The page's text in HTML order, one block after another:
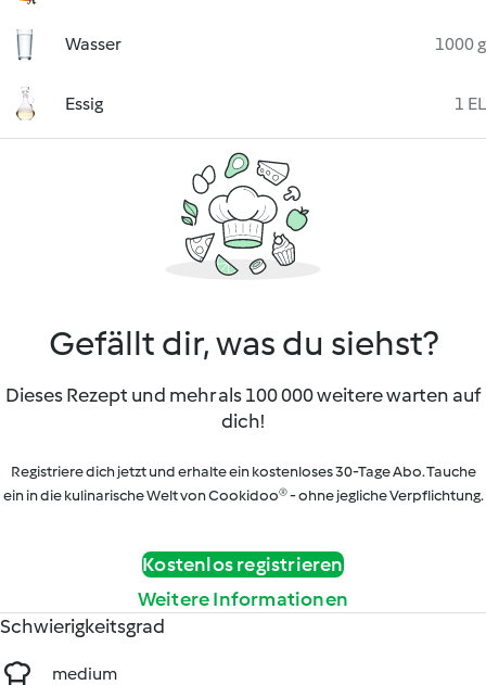
Wasser 1000 g
Essig 1 EL
Gefällt dir, was du siehst?
Dieses Rezept und mehr als 100 000 weitere warten auf
dich!
Registriere dich jetzt und erhalte ein kostenloses 30-Tage Abo. Tauche
ein in die kulinarische Welt von Cookidoo® - ohne jegliche Verpflichtung.
Kostenlos registrieren
Weitere Informationen
Schwierigkeitsgrad
medium